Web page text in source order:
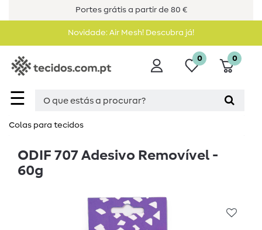
Portes grátis a partir de 80 €
Novidade: Air Mesh! Descubra já!
☰
0 0
Colas para tecidos
ODIF 707 Adesivo Removível -
60g